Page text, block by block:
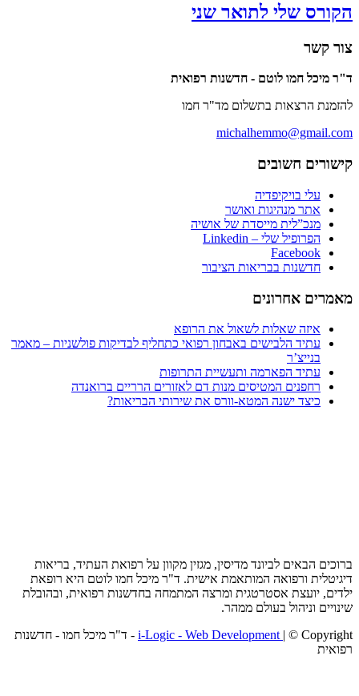
שלי לתואר שני
חמו לוטם - חדשנות רפואית
הרצאות בתשלום מד"ר חמו
חשובים
עלי בויקיפדיה
אתר מנהיגות ואושר
מנכ”לית מייסדת של אושיה
הפרופיל שלי – Linkedin
Facebook
חדשנות בבריאות הציבור
אחרונים
איזה שאלות לשאול את הרופא
עתיד הלבישים באבחון רפואי כתחליף לבדיקות פולשניות – מאמר
בנייצ’ר
עתיד הפארמה ותעשיית התרופות
רחפנים המטיסים מנות דם לאזורים הרריים ברואנדה
כיצד ישנה המטא-וורס את שירותי הבריאות?
הבאים לביונד מדיסין, מגזין מקוון על רפואת העתיד, בריאות
ורפואה המותאמת אישית. ד"ר מיכל חמו לוטם היא רופאת
יועצת אסטרטגית ומרצה המתמחה בחדשנות רפואית, ובהובלת
וניהול בעולם ממהר.
i-Logic - Web Development| © Copyright - ד"ר מיכל חמו - חדשנות